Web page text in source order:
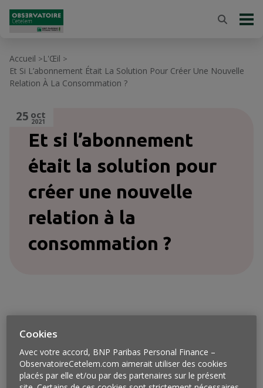
Accueil >L'Œil >
Et Si L’abonnement Était La Solution Pour Créer Une Nouvelle
Relation À La Consommation ?
Et si l’abonnement
était la solution pour
créer une nouvelle
relation à la
consommation ?
25 oct
2021
Cookies
Avec votre accord, BNP Paribas Personal Finance –
ObservatoireCetelem.com aimerait utiliser des cookies
placés par elle et/ou par des partenaires sur le présent